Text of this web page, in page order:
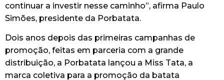
continuar a investir nesse caminho”, afirma Paulo
Simões, presidente da Porbatata.
Dois anos depois das primeiras campanhas de
promoção, feitas em parceria com a grande
distribuição, a Porbatata lançou a Miss Tata, a
marca coletiva para a promoção da batata